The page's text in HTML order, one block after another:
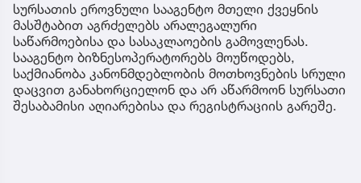
სურსათის ეროვნული სააგენტო მთელი ქვეყნის
მასშტაბით აგრძელებს არალეგალური
საწარმოებისა და სასაკლაოების გამოვლენას.
სააგენტო ბიზნესოპერატორებს მოუწოდებს,
საქმიანობა კანონმდებლობის მოთხოვნების სრული
დაცვით განახორციელონ და არ აწარმოონ სურსათი
შესაბამისი აღიარებისა და რეგისტრაციის გარეშე.